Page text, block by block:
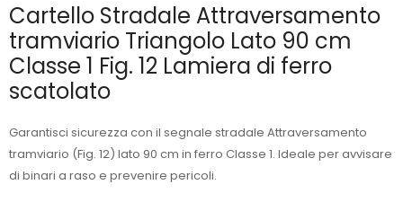
Cartello Stradale Attraversamento
tramviario Triangolo Lato 90 cm
Classe 1 Fig. 12 Lamiera di ferro
scatolato
Garantisci sicurezza con il segnale stradale Attraversamento
tramviario (Fig. 12) lato 90 cm in ferro Classe 1. Ideale per avvisare
di binari a raso e prevenire pericoli.